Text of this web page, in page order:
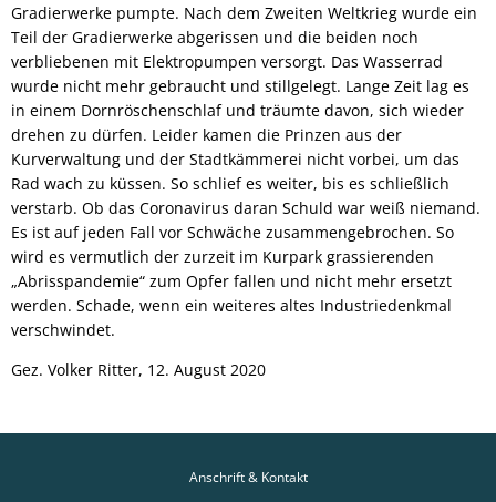
Gradierwerke pumpte. Nach dem Zweiten Weltkrieg wurde ein
Teil der Gradierwerke abgerissen und die beiden noch
verbliebenen mit Elektropumpen versorgt. Das Wasserrad
wurde nicht mehr gebraucht und stillgelegt. Lange Zeit lag es
in einem Dornröschenschlaf und träumte davon, sich wieder
drehen zu dürfen. Leider kamen die Prinzen aus der
Kurverwaltung und der Stadtkämmerei nicht vorbei, um das
Rad wach zu küssen. So schlief es weiter, bis es schließlich
verstarb. Ob das Coronavirus daran Schuld war weiß niemand.
Es ist auf jeden Fall vor Schwäche zusammengebrochen. So
wird es vermutlich der zurzeit im Kurpark grassierenden
„Abrisspandemie“ zum Opfer fallen und nicht mehr ersetzt
werden. Schade, wenn ein weiteres altes Industriedenkmal
verschwindet.
Gez. Volker Ritter, 12. August 2020
Anschrift & Kontakt